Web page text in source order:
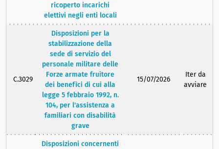
ricoperto incarichi
elettivi negli enti locali
C.3029
Disposizioni per la
stabilizzazione della
sede di servizio del
personale militare delle
Forze armate fruitore
dei benefìci di cui alla
legge 5 febbraio 1992, n.
104, per l'assistenza a
familiari con disabilità
grave
15/07/2026
Iter da
avviare
Disposizioni concernenti